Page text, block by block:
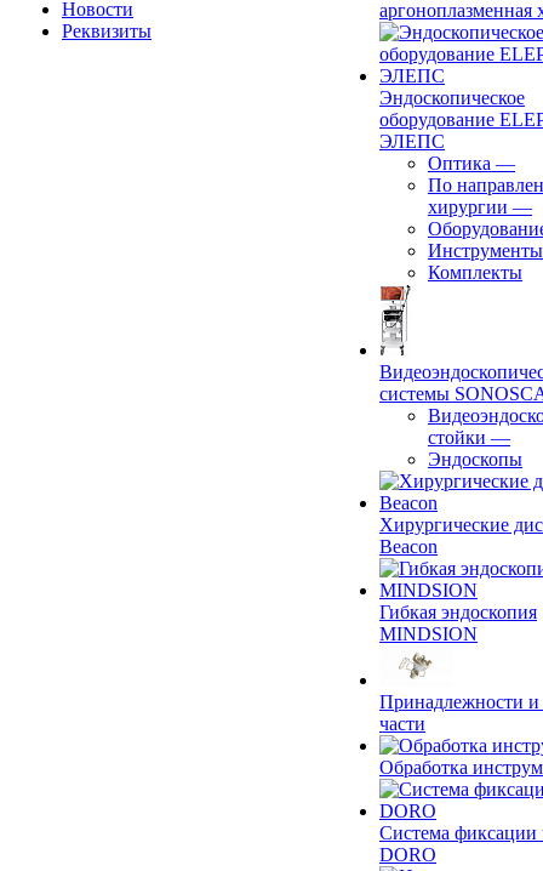
Новости
Реквизиты
аргоноплазменная
Эндоскопическое
оборудование
ЭЛЕПС
Оптика —
По
хирургии —
Инструменты
Комплекты
системы
стойки —
Эндоскопы
Хирургические
Beacon
Гибкая эндоскопия
MINDSION
Принадлежности и
части
Обработка
Система фиксации
DORO